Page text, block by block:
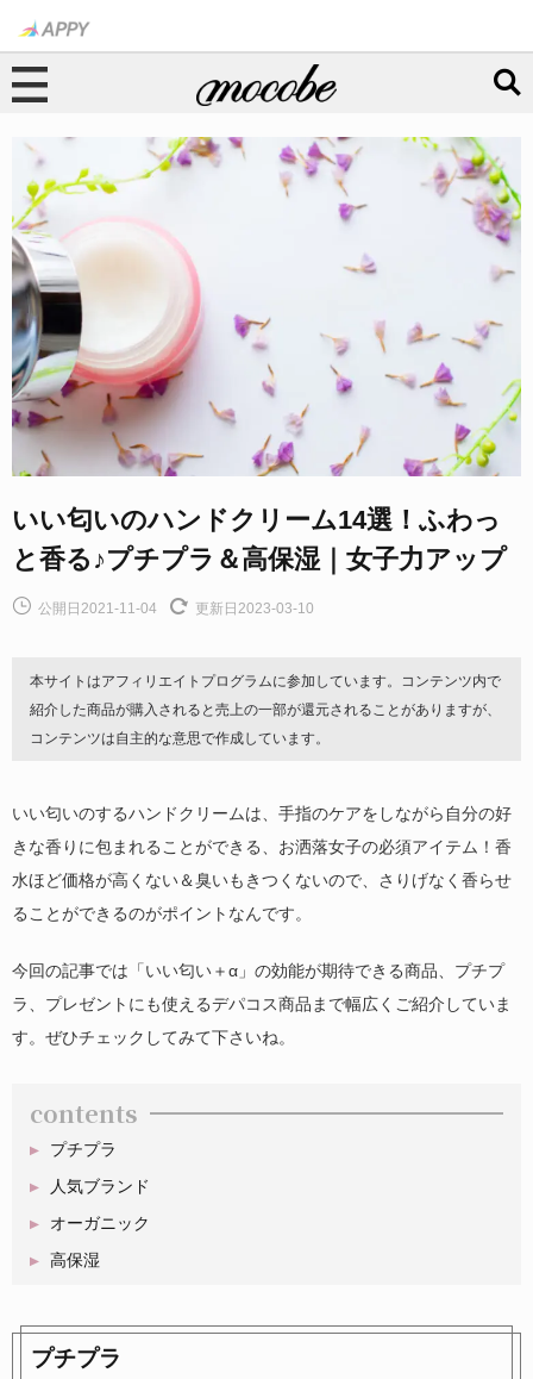
いい匂いのハンドクリーム14選！ふわっ
と香る♪プチプラ＆高保湿｜女子力アップ
公開日2021-11-04 更新日2023-03-10
本サイトはアフィリエイトプログラムに参加しています。コンテンツ内で
紹介した商品が購入されると売上の一部が還元されることがありますが、
コンテンツは自主的な意思で作成しています。
いい匂いのするハンドクリームは、手指のケアをしながら自分の好
きな香りに包まれることができる、お洒落女子の必須アイテム！香
水ほど価格が高くない＆臭いもきつくないので、さりげなく香らせ
ることができるのがポイントなんです。
今回の記事では「いい匂い＋α」の効能が期待できる商品、プチプ
ラ、プレゼントにも使えるデパコス商品まで幅広くご紹介していま
す。ぜひチェックしてみて下さいね。
contents
プチプラ
人気ブランド
オーガニック
高保湿
プチプラ